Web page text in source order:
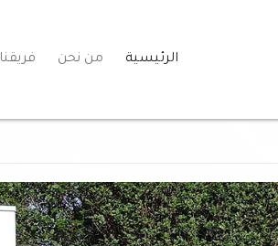
الرئيسية من نحن فريقنا